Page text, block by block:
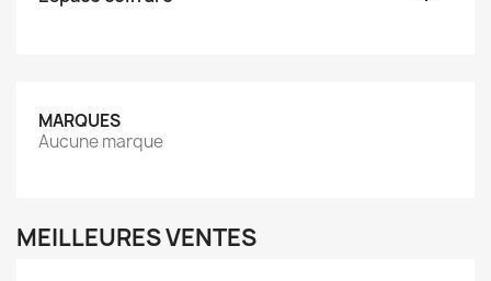
MARQUES
Aucune marque
MEILLEURES VENTES